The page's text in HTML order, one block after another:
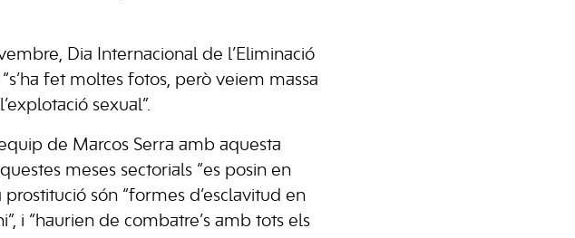
Dia Internacional de l’Eliminació
fet moltes fotos, però veiem massa
sexual”.
de Marcos Serra amb aquesta
meses sectorials “es posin en
són “formes d’esclavitud en
i “haurien de combatre’s amb tots els